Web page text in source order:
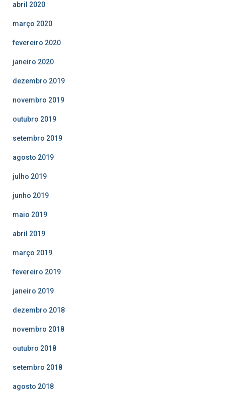
abril 2020
março 2020
fevereiro 2020
janeiro 2020
dezembro 2019
novembro 2019
outubro 2019
setembro 2019
agosto 2019
julho 2019
junho 2019
maio 2019
abril 2019
março 2019
fevereiro 2019
janeiro 2019
dezembro 2018
novembro 2018
outubro 2018
setembro 2018
agosto 2018